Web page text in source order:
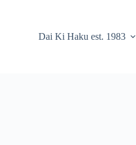
Dai Ki Haku est. 1983